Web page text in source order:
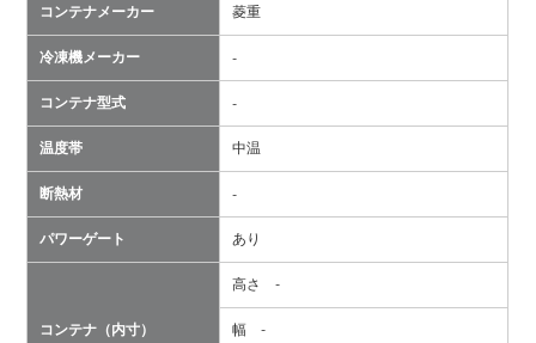
コンテナメーカー 菱重
冷凍機メーカー -
コンテナ型式 -
温度帯 中温
断熱材 -
パワーゲート あり
コンテナ（内寸）
高さ -
幅 -